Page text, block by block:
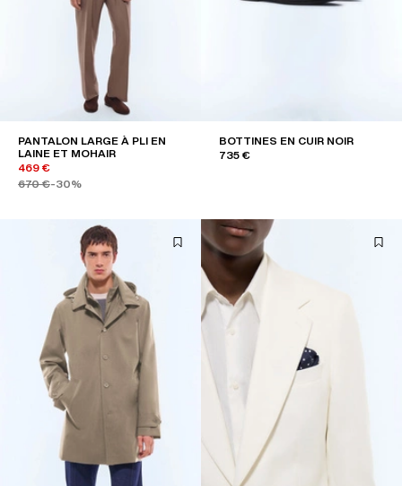
PANTALON LARGE À PLI EN
LAINE ET MOHAIR
469 €
670 €-30%
BOTTINES EN CUIR NOIR
735 €